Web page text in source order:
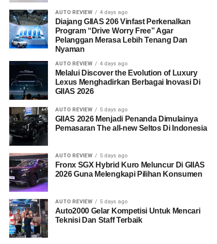
AUTO REVIEW 4 days ago
Diajang GIIAS 206 Vinfast Perkenalkan
Program “Drive Worry Free” Agar
Pelanggan Merasa Lebih Tenang Dan
Nyaman
AUTO REVIEW 4 days ago
Melalui Discover the Evolution of Luxury
Lexus Menghadirkan Berbagai Inovasi Di
GIIAS 2026
AUTO REVIEW 5 days ago
GIIAS 2026 Menjadi Penanda Dimulainya
Pemasaran The all-new Seltos Di Indonesia
AUTO REVIEW 5 days ago
Fronx SGX Hybrid Kuro Meluncur Di GIIAS
2026 Guna Melengkapi Pilihan Konsumen
AUTO REVIEW 5 days ago
Auto2000 Gelar Kompetisi Untuk Mencari
Teknisi Dan Staff Terbaik